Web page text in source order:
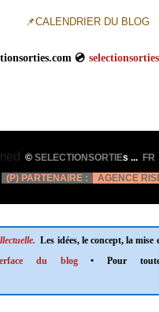
📌CALENDRIER DU BLOG
💿selectionsorties.com 💿
© SELECTIONSORTIEs ... FR
(P) PARTENAIRE :
AGENCE
Les idées, le concept, la mise
du blog• Pour toutes